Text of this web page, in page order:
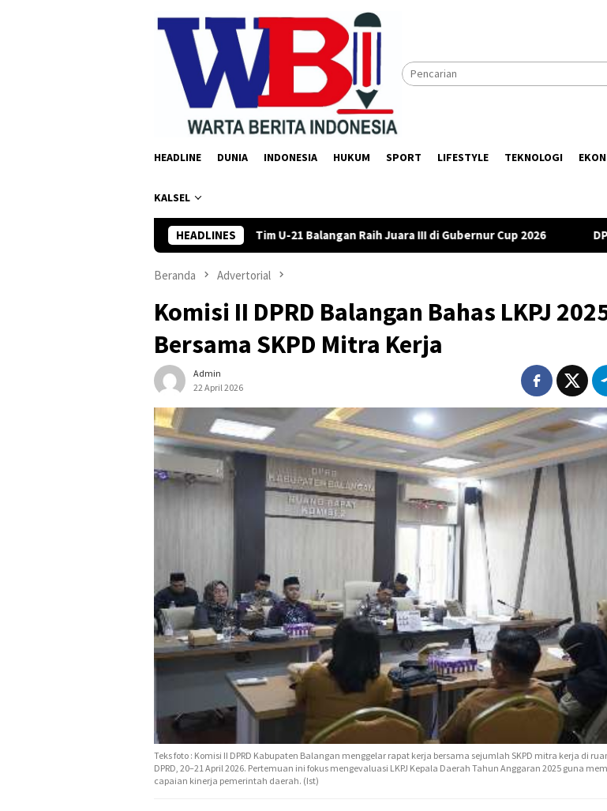
HEADLINE DUNIA INDONESIA HUKUM SPORT LIFESTYLE TEKNOLOGI
KALSEL
HEADLINES
Tim U-21 Balangan Raih Juara III di Gubernur Cup 2026 DPRD Tanah Bumbu Desak
Beranda Advertorial
Komisi II DPRD Balangan Bahas LKPJ
Bersama SKPD Mitra Kerja
Admin
22 April 2026
Teks foto : Komisi II DPRD Kabupaten Balangan menggelar rapat kerja bersama sejumlah SKPD mitra kerja di
DPRD, 20–21 April 2026. Pertemuan ini fokus mengevaluasi LKPJ Kepala Daerah Tahun Anggaran 2025 guna
capaian kinerja pemerintah daerah. (Ist)